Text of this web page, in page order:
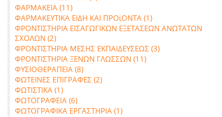
ΦΑΡΜΑΚΕΙΑ (11)
ΦΑΡΜΑΚΕΥΤΙΚΑ ΕΙΔΗ ΚΑΙ ΠΡΟϊΟΝΤΑ (1)
ΦΡΟΝΤΙΣΤΗΡΙΑ ΕΙΣΑΓΩΓΙΚΩΝ ΕΞΕΤΑΣΕΩΝ ΑΝΩΤΑΤΩΝ
ΣΧΟΛΩΝ (2)
ΦΡΟΝΤΙΣΤΗΡΙΑ ΜΕΣΗΣ ΕΚΠΑΙΔΕΥΣΕΩΣ (3)
ΦΡΟΝΤΙΣΤΗΡΙΑ ΞΕΝΩΝ ΓΛΩΣΣΩΝ (11)
ΦΥΣΙΟΘΕΡΑΠΕΙΑ (8)
ΦΩΤΕΙΝΕΣ ΕΠΙΓΡΑΦΕΣ (2)
ΦΩΤΙΣΤΙΚΑ (1)
ΦΩΤΟΓΡΑΦΕΙΑ (6)
ΦΩΤΟΓΡΑΦΙΚΑ ΕΡΓΑΣΤΗΡΙΑ (1)